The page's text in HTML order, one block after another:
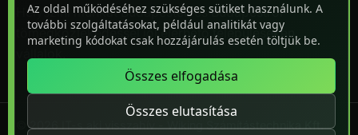
Helyszíni munkát Budapesten és Budapestről
tömegközlekedéssel jól elérhető településeken
© 2026 IT-s aki visszahív - Wiking Számítástechnika Kft.
Az oldal működéséhez szükséges sütiket használunk. A
további szolgáltatásokat, például analitikát vagy
marketing kódokat csak hozzájárulás esetén töltjük be.
Összes elfogadása
Összes elutasítása